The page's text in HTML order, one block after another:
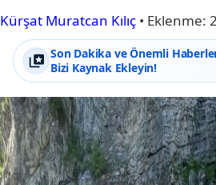
Kürşat Muratcan Kılıç • Eklenme:
Son Dakika ve Önemli
Bizi Kaynak Ekleyin!